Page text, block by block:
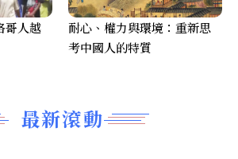
最新滾動
哥人越
耐心、權力與環境：重新思
考中國人的特質